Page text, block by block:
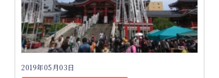
2019年05月03日